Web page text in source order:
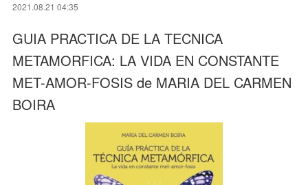
2021.08.21 04:35
GUIA PRACTICA DE LA TECNICA
METAMORFICA: LA VIDA EN CONSTANTE
MET-AMOR-FOSIS de MARIA DEL CARMEN
BOIRA